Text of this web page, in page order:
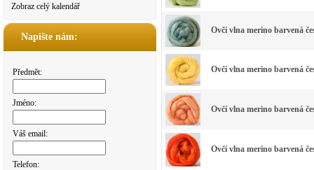
Zobraz celý kalendář
Napište nám:
Předmět:
Jméno:
Váš email:
Telefon:
Ovčí vlna merino barvená
Ovčí vlna merino barvená
Ovčí vlna merino barvená
Ovčí vlna merino barvená